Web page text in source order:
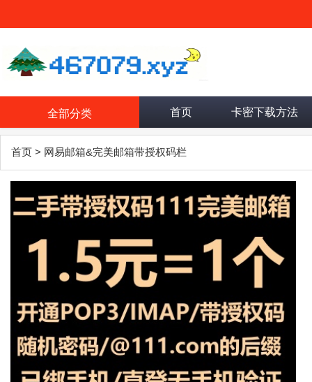
全部分类 首页 卡密下载方法
首页 > 网易邮箱&完美邮箱带授权码栏